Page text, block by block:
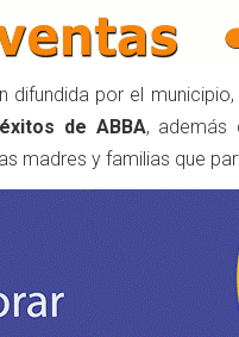
difundida por el municipio,
de ABBA, además
madres y familias que